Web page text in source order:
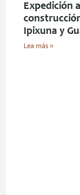
Expedición
Ipixuna y
Lea más »